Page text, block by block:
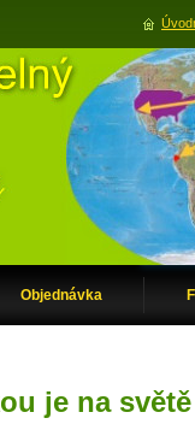
Objednávka
je na světě